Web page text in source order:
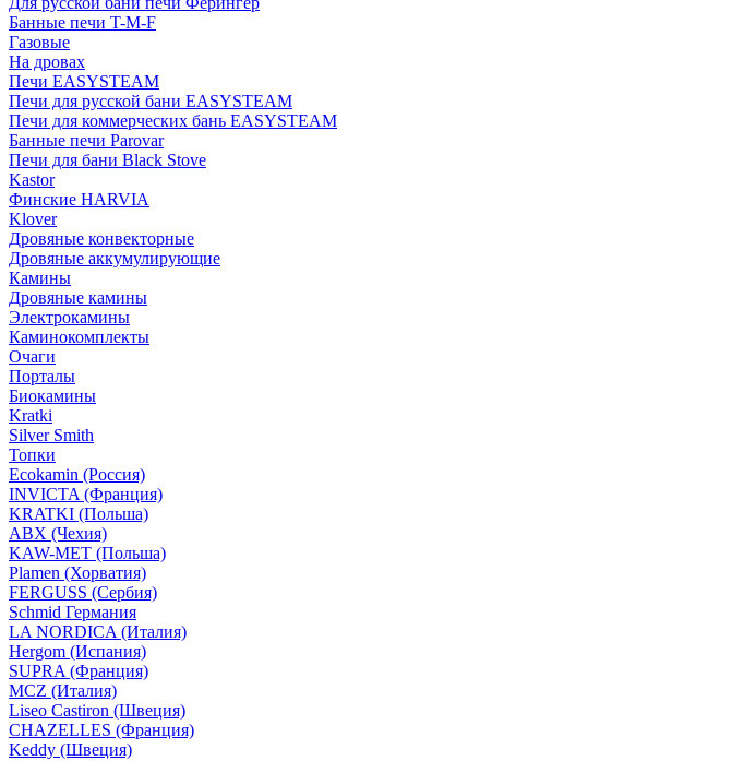
Банные печи T-M-F
Газовые
На дровах
Печи EASYSTEAM
Печи для русской бани EASYSTEAM
Печи для коммерческих бань EASYSTEAM
Банные печи Parovar
Печи для бани Black Stove
Kastor
Финские HARVIA
Klover
Дровяные конвекторные
Дровяные аккумулирующие
Камины
Дровяные камины
Электрокамины
Каминокомплекты
Очаги
Порталы
Биокамины
Kratki
Silver Smith
Топки
Ecokamin (Россия)
INVICTA (Франция)
KRATKI (Польша)
ABX (Чехия)
KAW-MET (Польша)
Plamen (Хорватия)
FERGUSS (Сербия)
Schmid Германия
LA NORDICA (Италия)
Hergom (Испания)
SUPRA (Франция)
MCZ (Италия)
Liseo Castiron (Швеция)
CHAZELLES (Франция)
Keddy (Швеция)